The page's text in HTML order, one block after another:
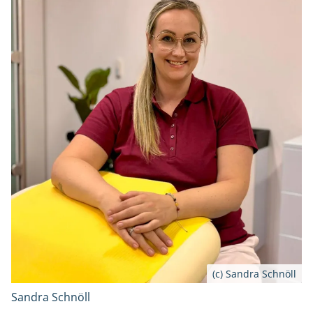
(c) Sandra Schnöll
Sandra Schnöll